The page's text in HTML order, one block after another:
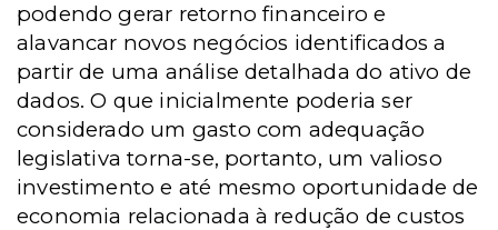
podendo gerar retorno financeiro e
alavancar novos negócios identificados a
partir de uma análise detalhada do ativo de
dados. O que inicialmente poderia ser
considerado um gasto com adequação
legislativa torna-se, portanto, um valioso
investimento e até mesmo oportunidade de
economia relacionada à redução de custos